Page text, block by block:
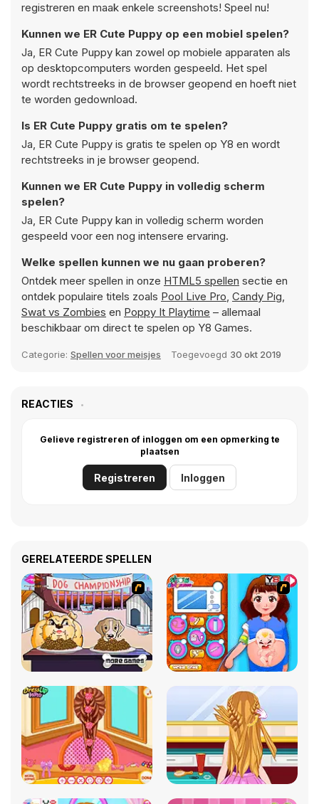
registreren en maak enkele screenshots! Speel nu!
Kunnen we ER Cute Puppy op een mobiel spelen?
Ja, ER Cute Puppy kan zowel op mobiele apparaten als
op desktopcomputers worden gespeeld. Het spel
wordt rechtstreeks in de browser geopend en hoeft niet
te worden gedownload.
Is ER Cute Puppy gratis om te spelen?
Ja, ER Cute Puppy is gratis te spelen op Y8 en wordt
rechtstreeks in je browser geopend.
Kunnen we ER Cute Puppy in volledig scherm
spelen?
Ja, ER Cute Puppy kan in volledig scherm worden
gespeeld voor een nog intensere ervaring.
Welke spellen kunnen we nu gaan proberen?
Ontdek meer spellen in onze HTML5 spellen sectie en
ontdek populaire titels zoals Pool Live Pro, Candy Pig,
Swat vs Zombies en Poppy It Playtime – allemaal
beschikbaar om direct te spelen op Y8 Games.
Categorie: Spellen voor meisjes Toegevoegd 30 okt 2019
REACTIES
Gelieve registreren of inloggen om een opmerking te
plaatsen
Registreren Inloggen
GERELATEERDE SPELLEN